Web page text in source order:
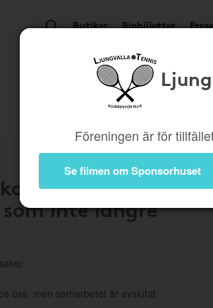
Butiker Biobiljetter
Föreningen är för
Se filmen om Sponsorhuset
Stängd
på en
inte längre
oss, men samarbetet är avslutat